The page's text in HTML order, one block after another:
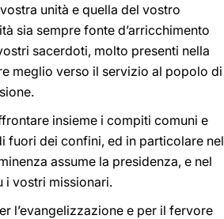
unità e quella del vostro
sia sempre fonte d’arricchimento
sacerdoti, molto presenti nella
meglio verso il servizio al popolo di
insieme i compiti comuni e
fuori dei confini, ed in particolare nel
assume la presidenza, e nel
i vostri missionari.
l’evangelizzazione e per il fervore